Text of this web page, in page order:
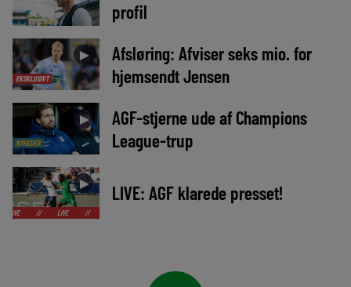
profil
EKSKLUSIVT
►
Afsløring: Afviser seks mio. for
hjemsendt Jensen
NYHEDER
►
AGF-stjerne ude af Champions
League-trup
►
LIVE // LIVE //
LIVE: AGF klarede presset!